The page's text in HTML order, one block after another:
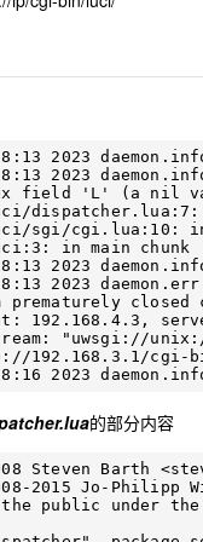
2023
2023
field 'L' (a nil
in main chunk
in main chunk 	[C]:
in main chunk 	[C]: ?
2023
2023
prematurely
192.168.4.3,
"uwsgi://
192.168.3.1/cgi-
的部分内容
Steven Barth <
2015 Jo-Philipp
public under the